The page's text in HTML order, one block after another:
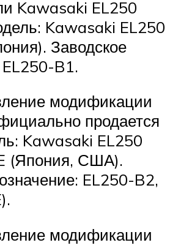
Kawasaki EL250
Kawasaki EL250
Заводское
B1.
модификации
продается
Kawasaki EL250
(Япония, США).
EL250-B2,
модификации